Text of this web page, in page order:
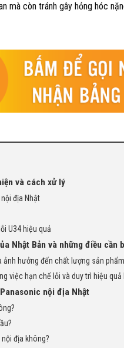
mà còn tránh gây hỏng hóc
và cách xử lý
địa Nhật
U34 hiệu quả
Nhật Bản và những điều cần
hưởng đến chất lượng sản
việc hạn chế lỗi và duy trì hiệu quả
nội địa Nhật
địa không?